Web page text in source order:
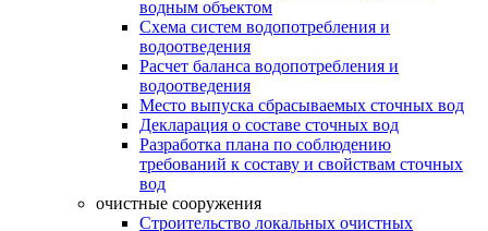
водным объектом
Схема систем водопотребления и
водоотведения
Расчет баланса водопотребления и
водоотведения
Место выпуска сбрасываемых сточных вод
Декларация о составе сточных вод
Разработка плана по соблюдению
требований к составу и свойствам сточных
вод
очистные сооружения
Строительство локальных очистных